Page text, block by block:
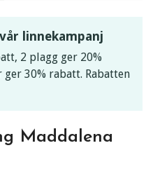
linnekampanj
2 plagg ger 20%
30% rabatt. Rabatten
Maddalena